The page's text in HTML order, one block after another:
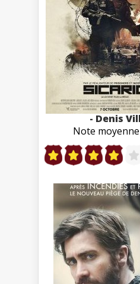
- Denis
Note